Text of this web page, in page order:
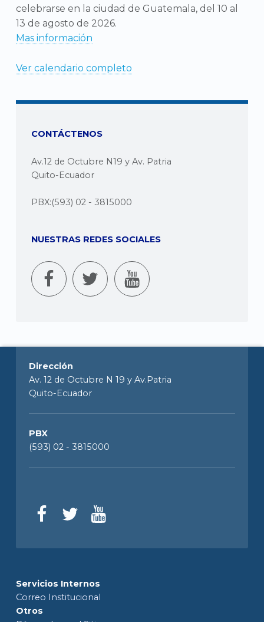
celebrarse en la ciudad de Guatemala, del 10 al
13 de agosto de 2026.
Mas información
Ver calendario completo
CONTÁCTENOS
Av.12 de Octubre N19 y Av. Patria
Quito-Ecuador
PBX:(593) 02 - 3815000
NUESTRAS REDES SOCIALES
Dirección
Av. 12 de Octubre N 19 y Av.Patria
Quito-Ecuador
PBX
(593) 02 - 3815000
Servicios Internos
Correo Institucional
Otros